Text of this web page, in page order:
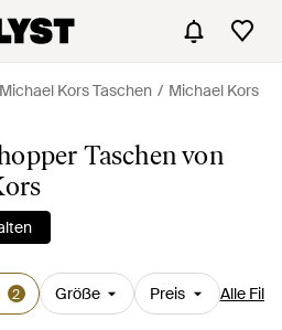
Michael Kors Taschen
Michael Kors
Taschen von
2 Größe Preis Alle